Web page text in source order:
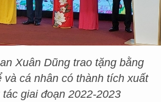
Xuân Dũng trao tặng bằng
và cá nhân có thành tích xuất
giai đoạn 2022-2023